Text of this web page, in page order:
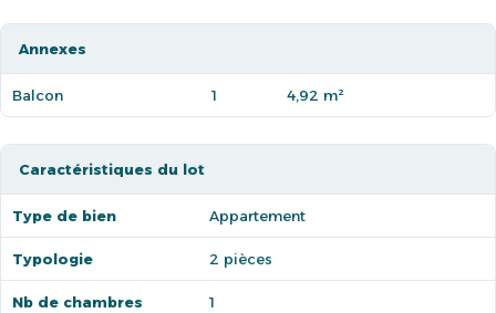
Annexes
Balcon 1 4,92 m²
Caractéristiques du lot
Type de bien Appartement
Typologie 2 pièces
Nb de chambres 1